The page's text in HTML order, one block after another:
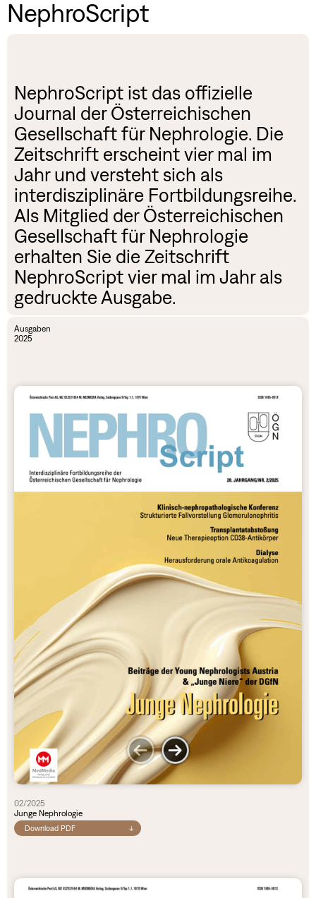
NephroScript
NephroScript ist das offizielle
Journal der Österreichischen
Gesellschaft für Nephrologie. Die
Zeitschrift erscheint vier mal im
Jahr und versteht sich als
interdisziplinäre Fortbildungsreihe.
Als Mitglied der Österreichischen
Gesellschaft für Nephrologie
erhalten Sie die Zeitschrift
NephroScript vier mal im Jahr als
gedruckte Ausgabe.
Ausgaben
2025
02/2025
Junge Nephrologie
Download PDF ↓